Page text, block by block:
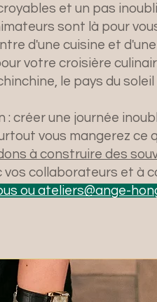
et un pas
sont là pour
d'une cuisine et
votre croisière
le pays du
: créer une journée
vous mangerez ce
à construire des
vos collaborateurs et à
ou ateliers@ange-